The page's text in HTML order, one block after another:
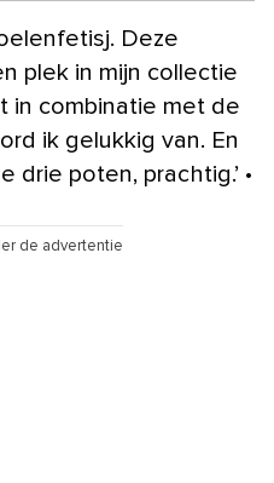
Deze
plek in mijn collectie
in combinatie met de
ik gelukkig van. En
poten, prachtig.’ •
de advertentie